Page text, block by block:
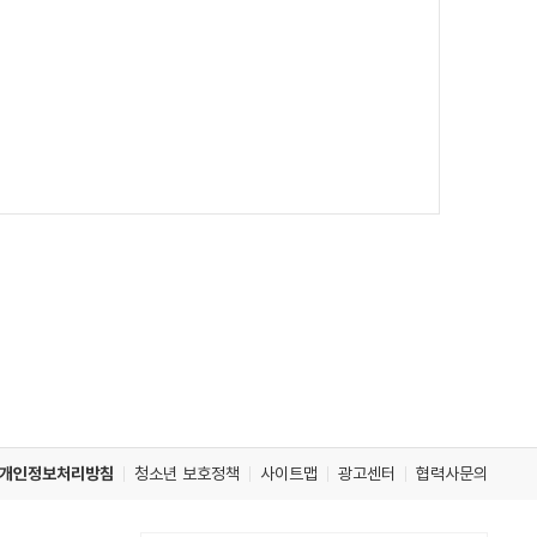
개인정보처리방침 청소년 보호정책 사이트맵 광고센터 협력사문의